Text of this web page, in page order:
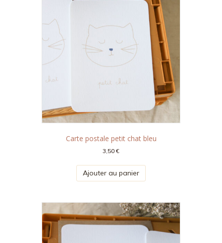
Carte postale petit chat bleu
3,50€
Ajouter au panier